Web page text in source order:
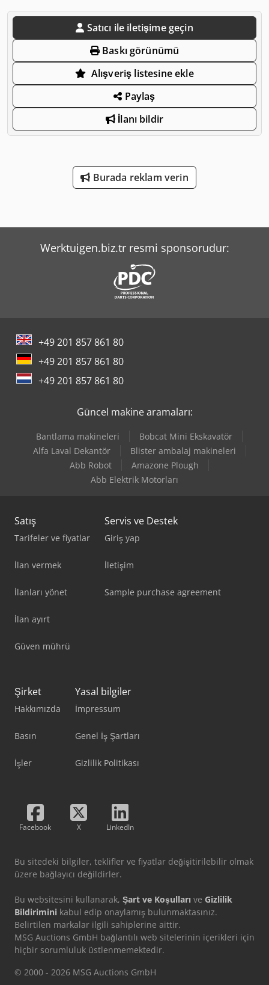
Satıcı ile iletişime geçin
Baskı görünümü
Alışveriş listesine ekle
Paylaş
İlanı bildir
Burada reklam verin
Werktuigen.biz.tr resmi sponsorudur:
+49 201 857 861 80
+49 201 857 861 80
+49 201 857 861 80
Güncel makine aramaları:
Bantlama makineleri
Bobcat Mini Ekskavatör
Alfa Laval Dekantör
Blister ambalaj makineleri
Abb Robot
Amazone Plough
Abb Elektrik Motorları
Satış
Tarifeler ve fiyatlar
İlan vermek
İlanları yönet
İlan ayırt
Güven mührü
Servis ve Destek
Giriş yap
İletişim
Sample purchase agreement
Şirket
Hakkımızda
Basın
İşler
Yasal bilgiler
İmpressum
Genel İş Şartları
Gizlilik Politikası
Facebook X LinkedIn
Bu sitedeki bilgiler, teklifler ve fiyatlar değişitirilebilir olmak
üzere bağlayıcı değildirler.
Bu websitesini kullanarak, Şart ve Koşulları ve Gizlilik
Bildirimini kabul edip onaylamış bulunmaktasınız.
Belirtilen markalar ilgili sahiplerine aittir.
MSG Auctions GmbH bağlantılı web sitelerinin içerikleri için
hiçbir sorumluluk üstlenmemektedir.
© 2000 - 2026 MSG Auctions GmbH